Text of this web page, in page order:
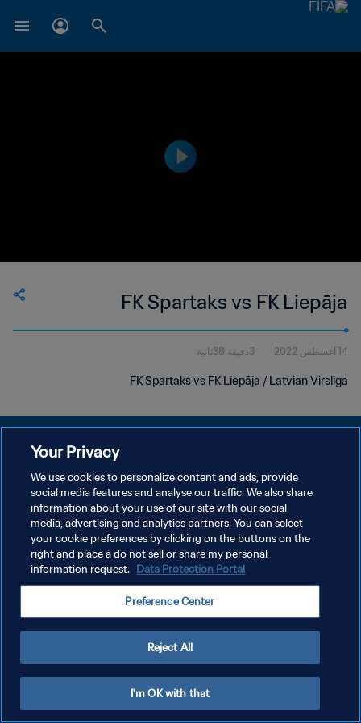
FK Spartaks vs FK Liepāja
14 أغسطس 2022 3دقيقة 38ثانية
FK Spartaks vs FK Liepāja / Latvian Virsliga
سياسة الخصوصية
إدارة تفضيلات ملفات تعريف الارتباط
Your Privacy
We use cookies to personalize content and ads, provide
social media features and analyse our traffic. We also share
information about your use of our site with our social
media, advertising and analytics partners. You can select
your cookie preferences by clicking on the buttons on the
right and place a do not sell or share my personal
information request. Data Protection Portal
Preference Center
Reject All
I'm OK with that